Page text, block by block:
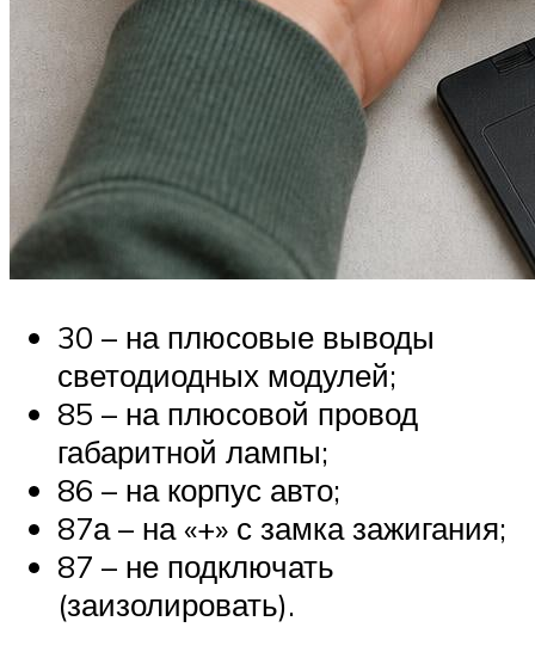
30 – на плюсовые выводы
светодиодных модулей;
85 – на плюсовой провод
габаритной лампы;
86 – на корпус авто;
87а – на «+» с замка зажигания;
87 – не подключать
(заизолировать).